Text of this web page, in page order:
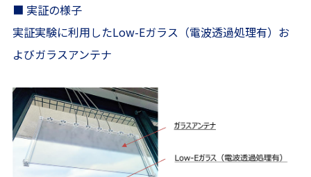
■ 実証の様子
実証実験に利用したLow-Eガラス（電波透過処理有）お
よびガラスアンテナ